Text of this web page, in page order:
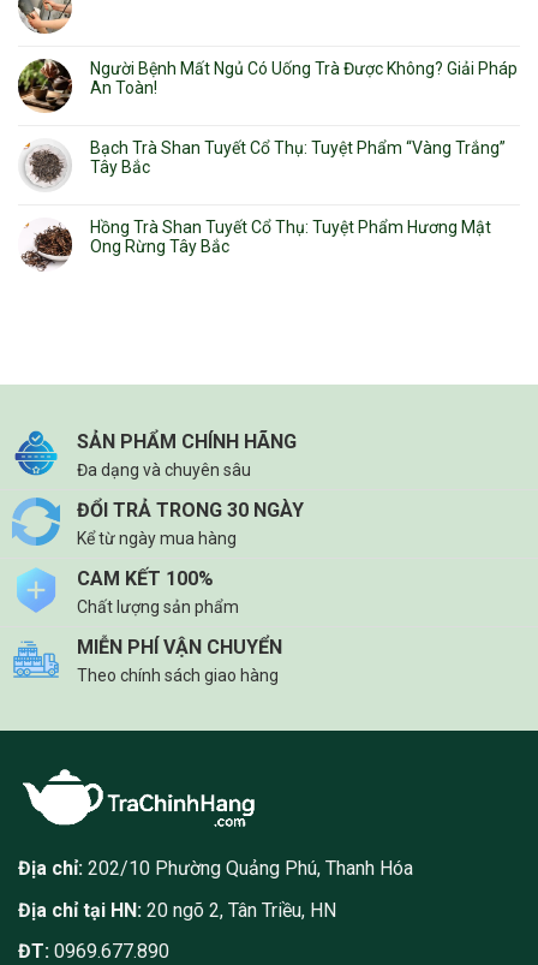
Người Bệnh Mất Ngủ Có Uống Trà Được Không? Giải Pháp
An Toàn!
Bạch Trà Shan Tuyết Cổ Thụ: Tuyệt Phẩm “Vàng Trắng”
Tây Bắc
Hồng Trà Shan Tuyết Cổ Thụ: Tuyệt Phẩm Hương Mật
Ong Rừng Tây Bắc
SẢN PHẨM CHÍNH HÃNG
Đa dạng và chuyên sâu
ĐỔI TRẢ TRONG 30 NGÀY
Kể từ ngày mua hàng
CAM KẾT 100%
Chất lượng sản phẩm
MIỄN PHÍ VẬN CHUYỂN
Theo chính sách giao hàng
Địa chỉ: 202/10 Phường Quảng Phú, Thanh Hóa
Địa chỉ tại HN: 20 ngõ 2, Tân Triều, HN
ĐT: 0969.677.890